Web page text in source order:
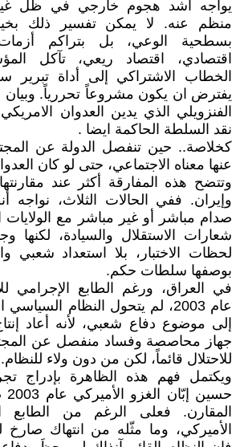
يواجه أشد هجوم خارجي في ظل
منظم عنه. لا يمكن تفسير ذلك
بسطحية الوعي، بل بتراكم
اقتصادي، اقتصاد ريعي، تآكل
الخطاب الاشتراكي إلى أداة تبرير
يفترض ان يكون مشروعاً تحررياً.
الفنزويلي الذي يدين العدوان
نقد السلطة الحاكمة ايضا .
كخلاصة.. حين تنفصل الدولة عن
عنها معناه الاجتماعي، حتى لو كان
وتتضح هذه المفارقة أكثر عند
وإيران. ففي الحالات الثلاث،
صدام مباشر أو غير مباشر مع
شعارات الاستقلال والسيادة، لكنها
لحظات الاختبار، بلا استعداد شعبي
بوصفها سلطات حكم.
في العراق، ورغم الطابع الإجرامي
عام 2003، لم يتحول النظام
إلى موضوع دفاع شعبي، لأنه أعاد
جهاز محاصصة وفساد منفصل عن
للاحتلال قائماً، لكن من دون ولاء للنظام.
ويكتمل فهم هذه الظاهرة بإدراج
المقارن. فعلى الرغم من الطابع
الأميركي، وما مثّله من انتهاك صارخ